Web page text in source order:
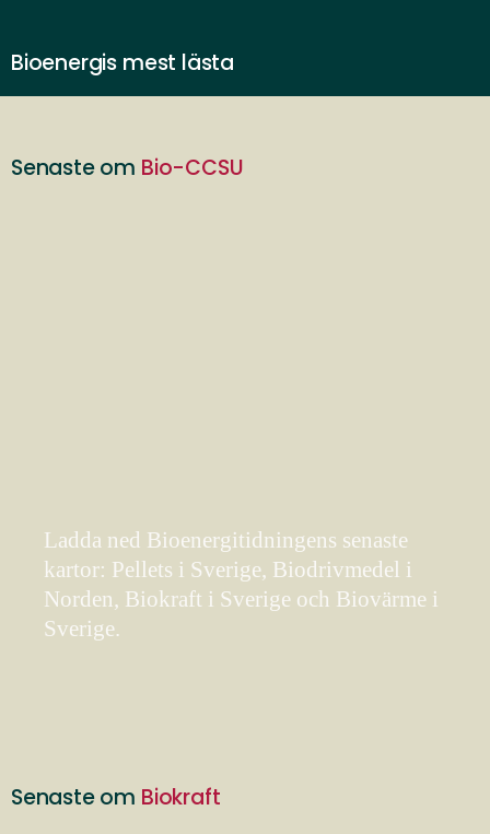
Bioenergis mest lästa
Senaste om Bio-CCSU
Ladda ned Bioenergitidningens senaste
kartor: Pellets i Sverige, Biodrivmedel i
Norden, Biokraft i Sverige och Biovärme i
Sverige.
Senaste om Biokraft